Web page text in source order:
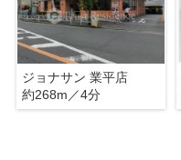
ジョナサン 業平店
約268m／4分